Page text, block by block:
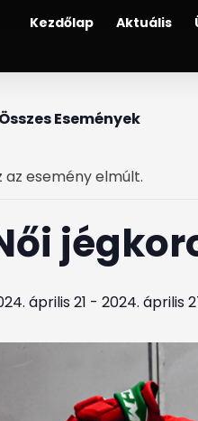
Kezdőlap Aktuális
Események
az esemény elmúlt.
április 21 - 2024. április